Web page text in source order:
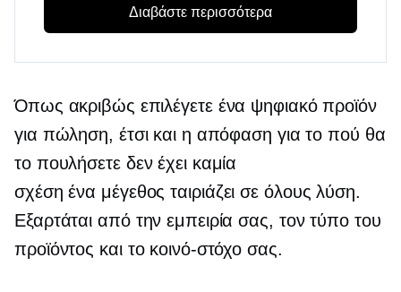
Διαβάστε περισσότερα
Όπως ακριβώς επιλέγετε ένα ψηφιακό προϊόν
για πώληση, έτσι και η απόφαση για το πού θα
το πουλήσετε δεν έχει καμία
σχέσηένα μέγεθος ταιριάζει σε όλους λύση.
Εξαρτάται από την εμπειρία σας, τον τύπο του
προϊόντος και το κοινό-στόχο σας.